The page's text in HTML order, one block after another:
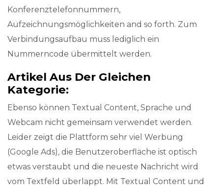
Konferenztelefonnummern,
Aufzeichnungsmöglichkeiten and so forth. Zum
Verbindungsaufbau muss lediglich ein
Nummerncode übermittelt werden.
Artikel Aus Der Gleichen
Kategorie:
Ebenso können Textual Content, Sprache und
Webcam nicht gemeinsam verwendet werden.
Leider zeigt die Plattform sehr viel Werbung
(Google Ads), die Benutzeroberfläche ist optisch
etwas verstaubt und die neueste Nachricht wird
vom Textfeld überlappt. Mit Textual Content und